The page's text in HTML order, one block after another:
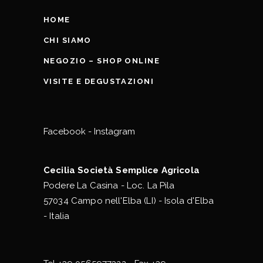
HOME
CHI SIAMO
NEGOZIO – SHOP ONLINE
VISITE E DEGUSTAZIONI
Facebook - Instagram
Cecilia Società Semplice Agricola
Podere La Casina - Loc. La Pila
57034 Campo nell'Elba (LI) - Isola d'Elba
- Italia